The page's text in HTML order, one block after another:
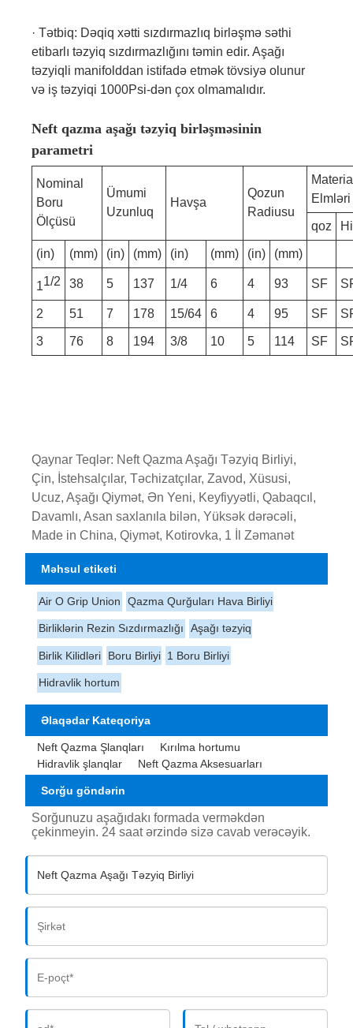
· Tətbiq: Dəqiq xətti sızdırmazlıq birləşmə səthi
etibarlı təzyiq sızdırmazlığını təmin edir. Aşağı
təzyiqli manifolddan istifadə etmək tövsiyə olunur
və iş təzyiqi 1000Psi-dən çox olmamalıdır.
Neft qazma aşağı təzyiq birləşməsinin
parametri
Nominal
Boru
Ölçüsü
Ümumi
Uzunluq
Havşa
Qozun
Radiusu
Elmləri
qoz
(in) (mm) (in) (mm) (in) (mm) (in) (mm)
11/2 38 5 137 1/4 6 4 93 SF
2 51 7 178 15/64 6 4 95 SF
3 76 8 194 3/8 10 5 114 SF
Qaynar Teqlər: Neft Qazma Aşağı Təzyiq Birliyi,
Çin, İstehsalçılar, Təchizatçılar, Zavod, Xüsusi,
Ucuz, Aşağı Qiymət, Ən Yeni, Keyfiyyətli, Qabaqcıl,
Davamlı, Asan saxlanıla bilən, Yüksək dərəcəli,
Made in China, Qiymət, Kotirovka, 1 İl Zəmanət
Məhsul etiketi
Air O Grip Union Qazma Qurğuları Hava Birliyi
Birliklərin Rezin Sızdırmazlığı Aşağı təzyiq
Birlik Kilidləri Boru Birliyi 1 Boru Birliyi
Hidravlik hortum
Əlaqədar Kateqoriya
Neft Qazma Şlanqları
Kırılma hortumu
Hidravlik şlanqlar
Neft Qazma Aksesuarları
Sorğu göndərin
Sorğunuzu aşağıdakı formada verməkdən
çekinmeyin. 24 saat ərzində sizə cavab verəcəyik.